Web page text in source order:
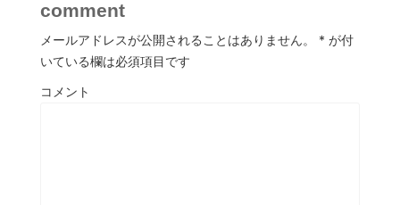
comment
メールアドレスが公開されることはありません。 * が付
いている欄は必須項目です
コメント